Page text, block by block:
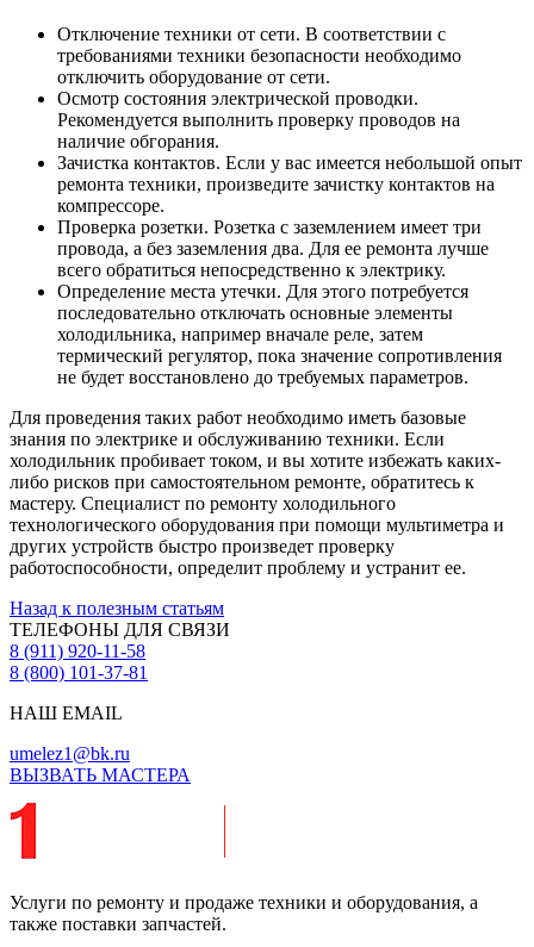
Отключение техники от сети. В соответствии с
требованиями техники безопасности необходимо
отключить оборудование от сети.
Осмотр состояния электрической проводки.
Рекомендуется выполнить проверку проводов на
наличие обгорания.
Зачистка контактов. Если у вас имеется небольшой опыт
ремонта техники, произведите зачистку контактов на
компрессоре.
Проверка розетки. Розетка с заземлением имеет три
провода, а без заземления два. Для ее ремонта лучше
всего обратиться непосредственно к электрику.
Определение места утечки. Для этого потребуется
последовательно отключать основные элементы
холодильника, например вначале реле, затем
термический регулятор, пока значение сопротивления
не будет восстановлено до требуемых параметров.
Для проведения таких работ необходимо иметь базовые
знания по электрике и обслуживанию техники. Если
холодильник пробивает током, и вы хотите избежать каких-
либо рисков при самостоятельном ремонте, обратитесь к
мастеру. Специалист по ремонту холодильного
технологического оборудования при помощи мультиметра и
других устройств быстро произведет проверку
работоспособности, определит проблему и устранит ее.
Назад к полезным статьям
ТЕЛЕФОНЫ ДЛЯ СВЯЗИ
8 (911) 920-11-58
8 (800) 101-37-81
НАШ EMAIL
umelez1@bk.ru
ВЫЗВАТЬ МАСТЕРА
Услуги по ремонту и продаже техники и оборудования, а
также поставки запчастей.